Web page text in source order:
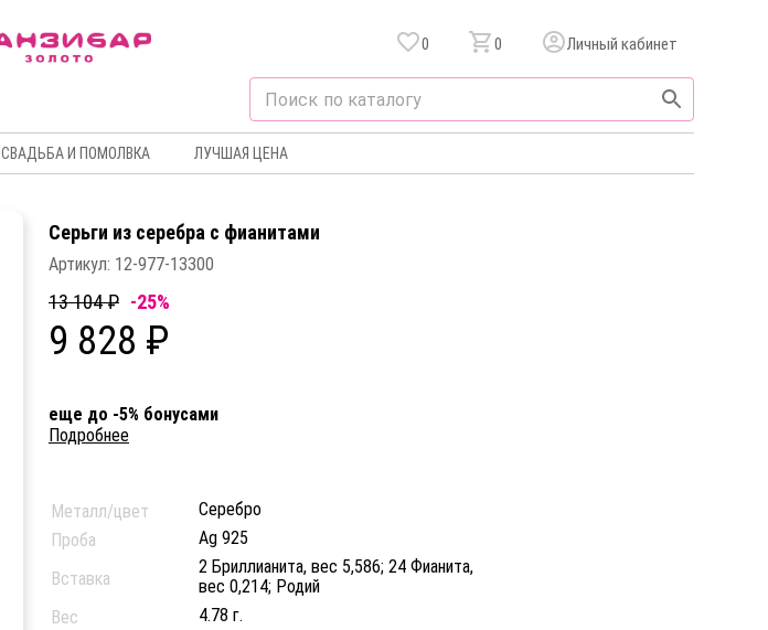
0 0 Личный кабинет
СВАДЬБА И ПОМОЛВКА ЛУЧШАЯ ЦЕНА
Серьги из серебра c фианитами
Артикул: 12-977-13300
13 104 ₽ -25%
9 828 ₽
еще до -5% бонусами
Подробнее
Металл/цвет
Серебро
Проба
Ag 925
Вставка
2 Бриллианита, вес 5,586; 24 Фианита,
вес 0,214; Родий
Вес
4.78 г.